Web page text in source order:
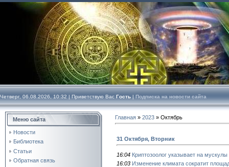
Четверг, 06.08.2026, 10:32 | Приветствую Вас Гость | Подписка на новости сайта
Меню сайта
Новости
Библиотека
Статьи
Обратная связь
Главная » 2023 » Октябрь
31 Октября, Вторник
16:04 Криптозоолог указывает на
16:03 Изменение климата сократит